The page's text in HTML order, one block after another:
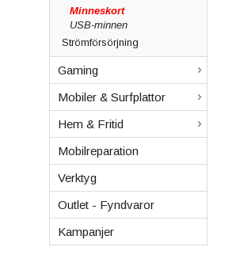
Minneskort
USB-minnen
Strömförsörjning
Gaming
Mobiler & Surfplattor
Hem & Fritid
Mobilreparation
Verktyg
Outlet - Fyndvaror
Kampanjer